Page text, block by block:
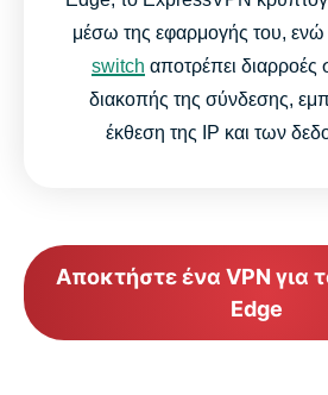
μέσω της εφαρμογής του, ενώ
switch αποτρέπει
διακοπής της σύνδεσης,
έκθεση της IP και των
Αποκτήστε ένα VPN για
Edge